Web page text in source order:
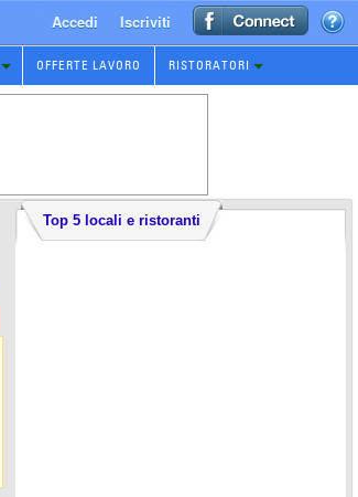
Accedi Iscriviti
OFFERTE LAVORO RISTORATORI
Top 5 locali e ristoranti